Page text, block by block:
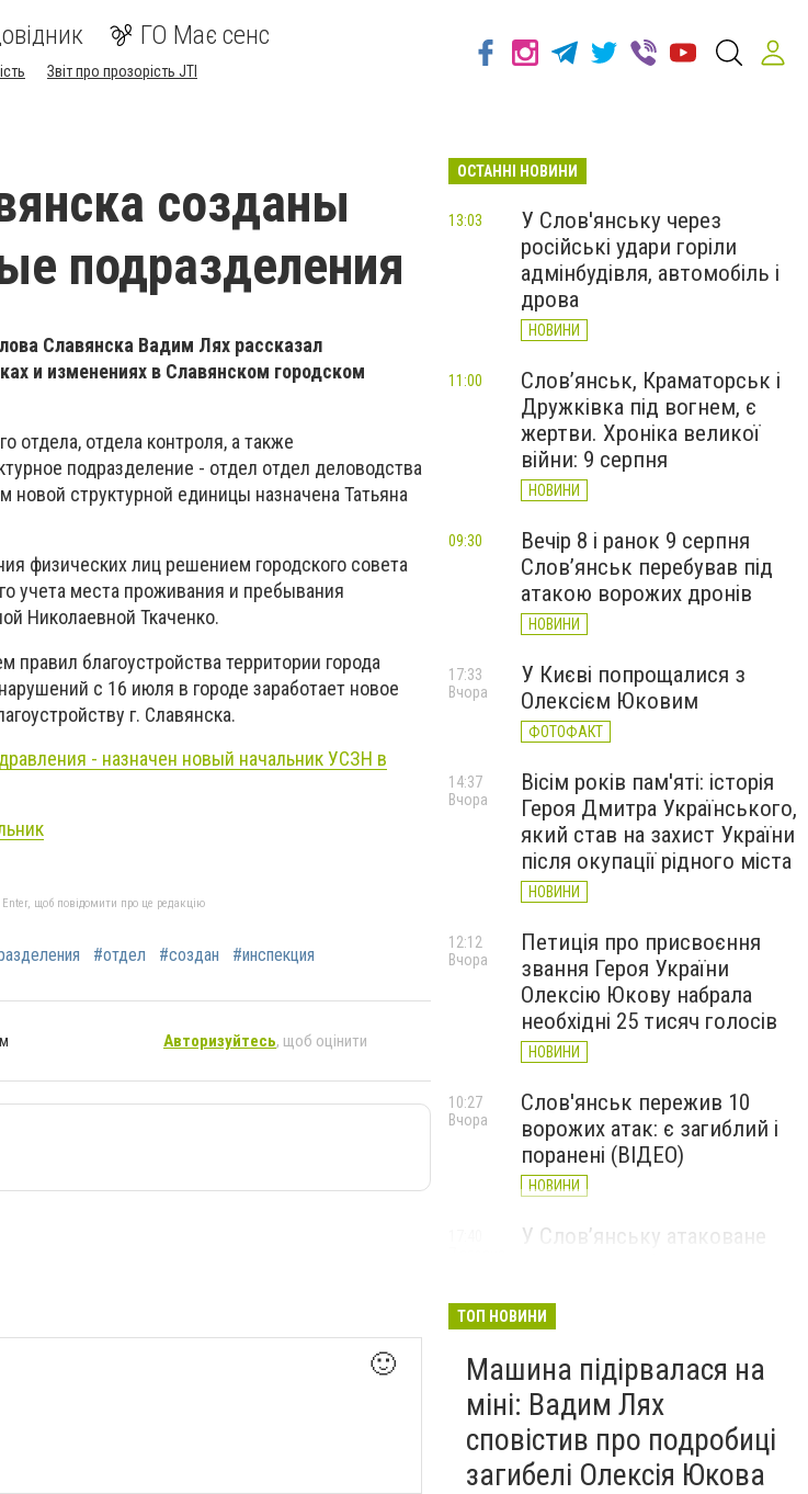
ГО Має сенс
Звіт про прозорість JTI
созданы
подразделения
Славянска Вадим Лях рассказал
и изменениях в Славянском городском
отдела, отдела контроля, а также
подразделение - отдел отдел деловодства
новой структурной единицы назначена Татьяна
физических лиц решением городского совета
учета места проживания и пребывания
Николаевной Ткаченко.
благоустройства территории города
с 16 июля в городе заработает новое
г. Славянска.
- назначен новый начальник УСЗН в
щоб повідомити про це редакцію
#отдел #создан #инспекция
Авторизуйтесь, щоб оцінити
🙂
ОСТАННІ НОВИНИ
У Слов'янську через
російські удари горіли
адмінбудівля, автомобіль і
дрова
НОВИНИ
13:03
Слов’янськ, Краматорськ і
Дружківка під вогнем, є
жертви. Хроніка великої
війни: 9 серпня
НОВИНИ
11:00
Вечір 8 і ранок 9 серпня
Слов’янськ перебував під
атакою ворожих дронів
НОВИНИ
09:30
У Києві попрощалися з
Олексієм Юковим
ФОТОФАКТ
17:33
Вчора
Вісім років пам'яті: історія
Героя Дмитра Українського,
який став на захист України
після окупації рідного міста
НОВИНИ
14:37
Вчора
Петиція про присвоєння
звання Героя України
Олексію Юкову набрала
необхідні 25 тисяч голосів
НОВИНИ
12:12
Вчора
Слов'янськ пережив 10
ворожих атак: є загиблий і
поранені (ВІДЕО)
НОВИНИ
10:27
Вчора
У Слов’янську атаковане
НОВИНИ
ТОП НОВИНИ
Машина підірвалася на
міні: Вадим Лях
сповістив про подробиці
загибелі Олексія Юкова